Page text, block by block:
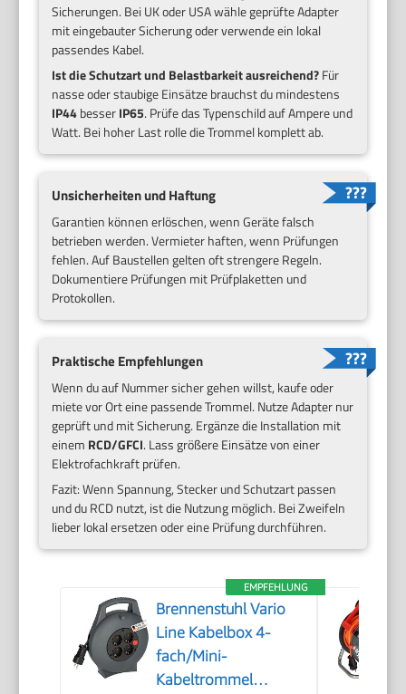
Sicherungen. Bei UK oder USA wähle geprüfte Adapter
mit eingebauter Sicherung oder verwende ein lokal
passendes Kabel.
Ist die Schutzart und Belastbarkeit ausreichend?Für
nasse oder staubige Einsätze brauchst du mindestens
IP44besserIP65. Prüfe das Typenschild auf Ampere und
Watt. Bei hoher Last rolle die Trommel komplett ab.
Unsicherheiten und Haftung
Garantien können erlöschen, wenn Geräte falsch
betrieben werden. Vermieter haften, wenn Prüfungen
fehlen. Auf Baustellen gelten oft strengere Regeln.
Dokumentiere Prüfungen mit Prüfplaketten und
Protokollen.
Praktische Empfehlungen
Wenn du auf Nummer sicher gehen willst, kaufe oder
miete vor Ort eine passende Trommel. Nutze Adapter nur
geprüft und mit Sicherung. Ergänze die Installation mit
einem RCD/GFCI. Lass größere Einsätze von einer
Elektrofachkraft prüfen.
Fazit: Wenn Spannung, Stecker und Schutzart passen
und du RCD nutzt, ist die Nutzung möglich. Bei Zweifeln
lieber lokal ersetzen oder eine Prüfung durchführen.
EMPFEHLUNG
Brennenstuhl Vario
Line Kabelbox 4-
fach/Mini-
Kabeltrommel